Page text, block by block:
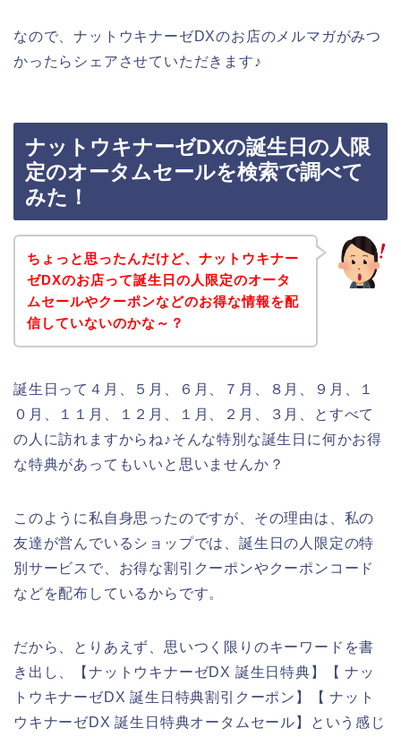
なので、ナットウキナーゼDXのお店のメルマガがみつ
かったらシェアさせていただきます♪
ナットウキナーゼDXの誕生日の人限
定のオータムセールを検索で調べて
みた！
ちょっと思ったんだけど、ナットウキナー
ゼDXのお店って誕生日の人限定のオータ
ムセールやクーポンなどのお得な情報を配
信していないのかな～？
誕生日って４月、５月、６月、７月、８月、９月、１
０月、１１月、１２月、１月、２月、３月、とすべて
の人に訪れますからね♪そんな特別な誕生日に何かお得
な特典があってもいいと思いませんか？
このように私自身思ったのですが、その理由は、私の
友達が営んでいるショップでは、誕生日の人限定の特
別サービスで、お得な割引クーポンやクーポンコード
などを配布しているからです。
だから、とりあえず、思いつく限りのキーワードを書
き出し、【ナットウキナーゼDX 誕生日特典】【 ナッ
トウキナーゼDX 誕生日特典割引クーポン】【 ナット
ウキナーゼDX 誕生日特典オータムセール】という感じ